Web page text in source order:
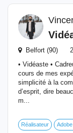
Belfort (90)
• Vidéaste •
cours de mes
simplicité à la
d’esprit, dire
m...
Réalisateur